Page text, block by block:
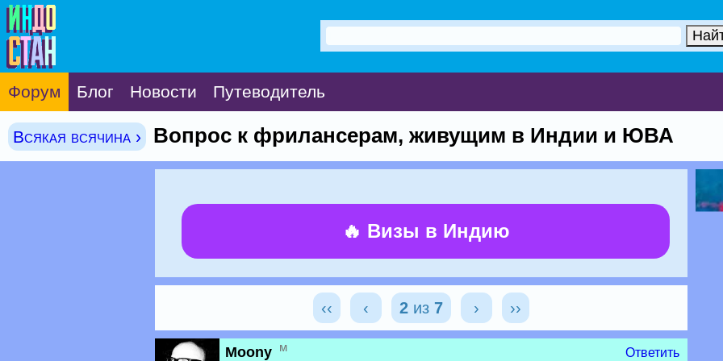
Форум Блог Новости Путеводитель
Всякая всячина › Вопрос к фрилансерам, живущим в Индии и ЮВА
🔥 Визы в Индию
‹‹ ‹ 2 из 7 › ››
Moony м Ответить